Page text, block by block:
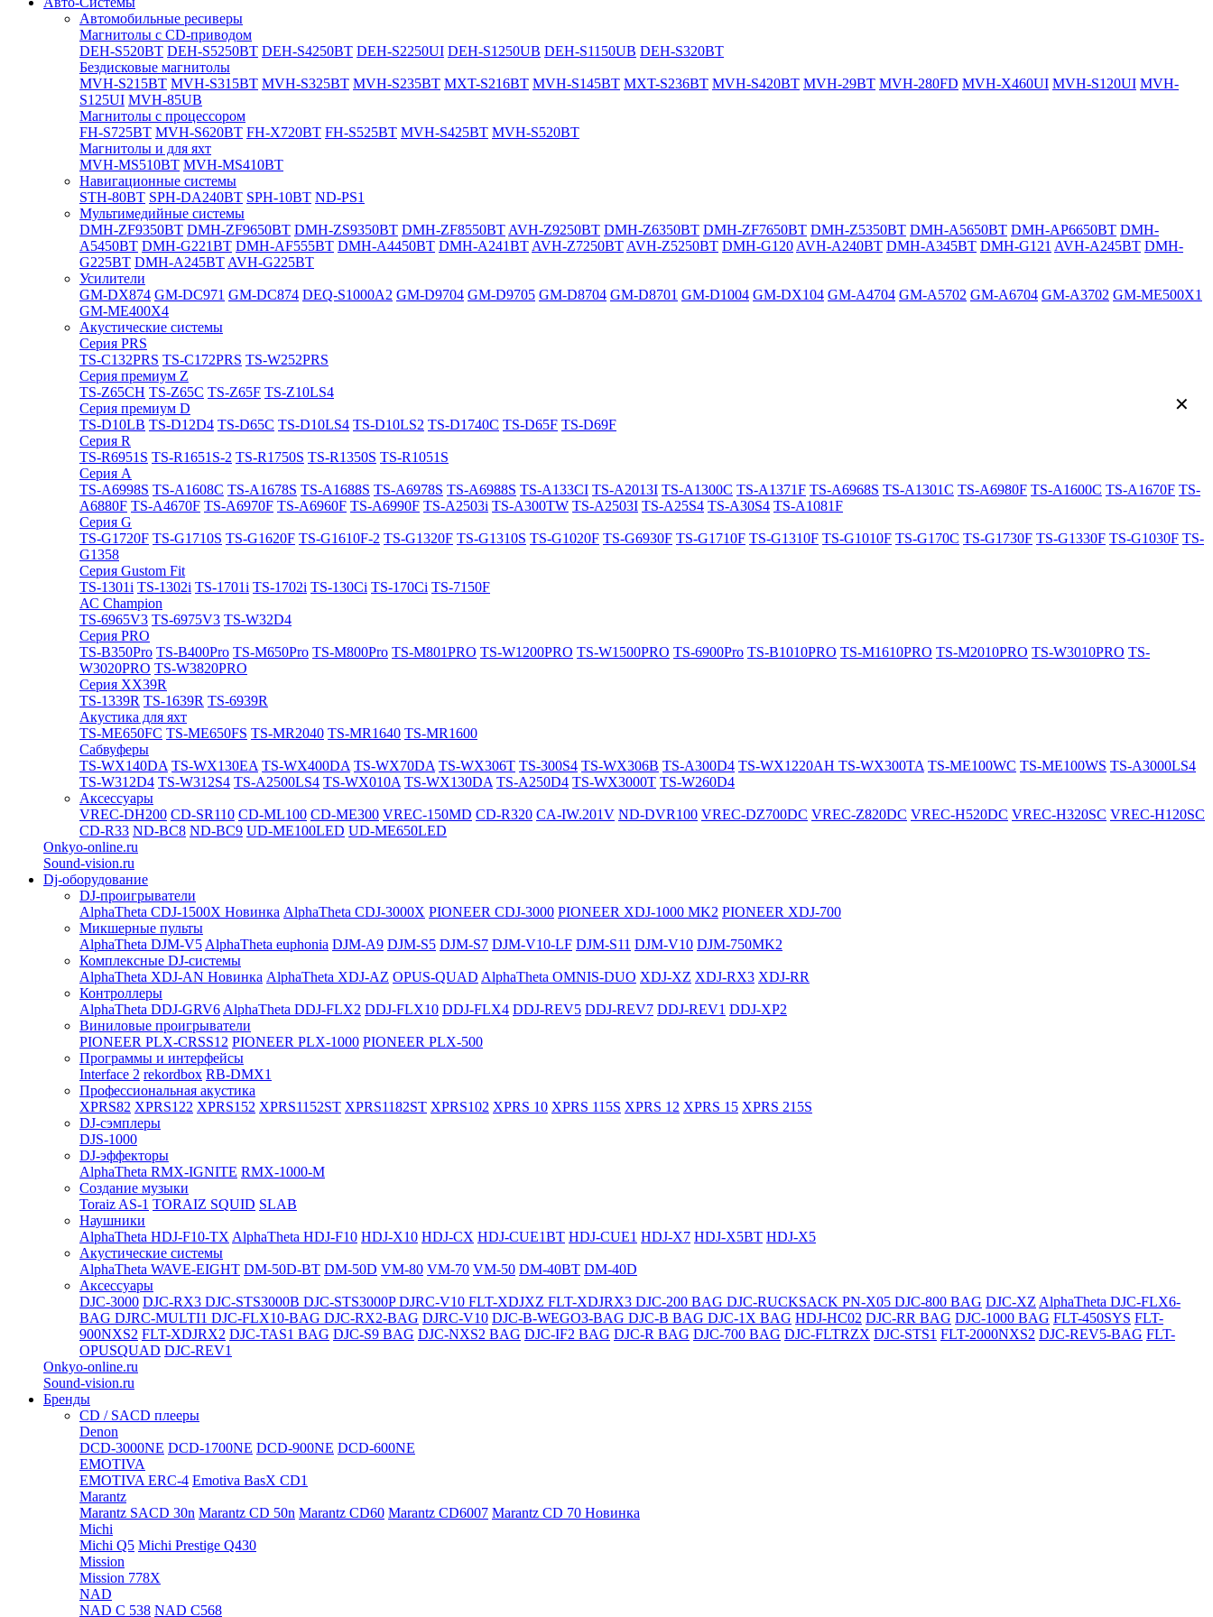
Автомобильные ресиверы
Магнитолы с CD-приводом
DEH-S520BT DEH-S5250BT DEH-S4250BT DEH-S2250UI DEH-S1250UB DEH-S1150UB DEH-S320BT
Бездисковые магнитолы
MVH-S215BT MVH-S315BT MVH-S325BT MVH-S235BT MXT-S216BT MVH-S145BT MXT-S236BT MVH-S420BT MVH-29BT MVH-280FD MVH-X460UI MVH-S120UI MVH-
S125UI MVH-85UB
Магнитолы с процессором
FH-S725BT MVH-S620BT FH-X720BT FH-S525BT MVH-S425BT MVH-S520BT
Магнитолы и для яхт
MVH-MS510BT MVH-MS410BT
Навигационные системы
STH-80BT SPH-DA240BT SPH-10BT ND-PS1
Мультимедийные системы
DMH-ZF9350BT DMH-ZF9650BT DMH-ZS9350BT DMH-ZF8550BT AVH-Z9250BT DMH-Z6350BT DMH-ZF7650BT DMH-Z5350BT DMH-A5650BT DMH-AP6650BT DMH-
A5450BT DMH-G221BT DMH-AF555BT DMH-A4450BT DMH-A241BT AVH-Z7250BT AVH-Z5250BT DMH-G120 AVH-A240BT DMH-A345BT DMH-G121 AVH-A245BT DMH-
G225BT DMH-A245BT AVH-G225BT
Усилители
GM-DX874 GM-DC971 GM-DC874 DEQ-S1000A2 GM-D9704 GM-D9705 GM-D8704 GM-D8701 GM-D1004 GM-DX104 GM-A4704 GM-A5702 GM-A6704 GM-A3702 GM-ME500X1
GM-ME400X4
Акустические системы
Cерия PRS
TS-C132PRS TS-C172PRS TS-W252PRS
Cерия премиум Z
TS-Z65CH TS-Z65C TS-Z65F TS-Z10LS4
Cерия премиум D
TS-D10LB TS-D12D4 TS-D65C TS-D10LS4 TS-D10LS2 TS-D1740C TS-D65F TS-D69F
Cерия R
TS-R6951S TS-R1651S-2 TS-R1750S TS-R1350S TS-R1051S
Cерия A
TS-A6998S TS-A1608C TS-A1678S TS-A1688S TS-A6978S TS-A6988S TS-A133CI TS-A2013I TS-A1300C TS-A1371F TS-A6968S TS-A1301C TS-A6980F TS-A1600C TS-A1670F TS-
A6880F TS-A4670F TS-A6970F TS-A6960F TS-A6990F TS-A2503i TS-A300TW TS-A2503I TS-A25S4 TS-A30S4 TS-A1081F
Cерия G
TS-G1720F TS-G1710S TS-G1620F TS-G1610F-2 TS-G1320F TS-G1310S TS-G1020F TS-G6930F TS-G1710F TS-G1310F TS-G1010F TS-G170C TS-G1730F TS-G1330F TS-G1030F TS-
G1358
Cерия Gustom Fit
TS-1301i TS-1302i TS-1701i TS-1702i TS-130Ci TS-170Ci TS-7150F
АС Champion
TS-6965V3 TS-6975V3 TS-W32D4
Cерия PRO
TS-B350Pro TS-B400Pro TS-M650Pro TS-M800Pro TS-M801PRO TS-W1200PRO TS-W1500PRO TS-6900Pro TS-B1010PRO TS-M1610PRO TS-M2010PRO TS-W3010PRO TS-
W3020PRO TS-W3820PRO
Cерия XX39R
TS-1339R TS-1639R TS-6939R
Акустика для яхт
TS-ME650FC TS-ME650FS TS-MR2040 TS-MR1640 TS-MR1600
Сабвуферы
TS-WX140DA TS-WX130EA TS-WX400DA TS-WX70DA TS-WX306T TS-300S4 TS-WX306B TS-A300D4 TS-WX1220AH TS-WX300TA TS-ME100WC TS-ME100WS TS-A3000LS4
TS-W312D4 TS-W312S4 TS-A2500LS4 TS-WX010A TS-WX130DA TS-A250D4 TS-WX3000T TS-W260D4
Аксессуары
VREC-DH200 CD-SR110 CD-ML100 CD-ME300 VREC-150MD CD-R320 CA-IW.201V ND-DVR100 VREC-DZ700DC VREC-Z820DC VREC-H520DC VREC-H320SC VREC-H120SC
CD-R33 ND-BC8 ND-BC9 UD-ME100LED UD-ME650LED
Onkyo-online.ru
Sound-vision.ru
Dj-оборудование
DJ-проигрыватели
AlphaTheta CDJ-1500X Новинка AlphaTheta CDJ-3000X PIONEER CDJ-3000 PIONEER XDJ-1000 MK2 PIONEER XDJ-700
Микшерные пульты
AlphaTheta DJM-V5 AlphaTheta euphonia DJM-A9 DJM-S5 DJM-S7 DJM-V10-LF DJM-S11 DJM-V10 DJM-750MK2
Комплексные DJ-системы
AlphaTheta XDJ-AN Новинка AlphaTheta XDJ-AZ OPUS-QUAD AlphaTheta OMNIS-DUO XDJ-XZ XDJ-RX3 XDJ-RR
Контроллеры
AlphaTheta DDJ-GRV6 AlphaTheta DDJ-FLX2 DDJ-FLX10 DDJ-FLX4 DDJ-REV5 DDJ-REV7 DDJ-REV1 DDJ-XP2
Виниловые проигрыватели
PIONEER PLX-CRSS12 PIONEER PLX-1000 PIONEER PLX-500
Программы и интерфейсы
Interface 2 rekordbox RB-DMX1
Профессиональная акустика
XPRS82 XPRS122 XPRS152 XPRS1152ST XPRS1182ST XPRS102 XPRS 10 XPRS 115S XPRS 12 XPRS 15 XPRS 215S
DJ-сэмплеры
DJS-1000
DJ-эффекторы
AlphaTheta RMX-IGNITE RMX-1000-M
Создание музыки
Toraiz AS-1 TORAIZ SQUID SLAB
Наушники
AlphaTheta HDJ-F10-TX AlphaTheta HDJ-F10 HDJ-X10 HDJ-CX HDJ-CUE1BT HDJ-CUE1 HDJ-X7 HDJ-X5BT HDJ-X5
Акустические системы
AlphaTheta WAVE-EIGHT DM-50D-BT DM-50D VM-80 VM-70 VM-50 DM-40BT DM-40D
Аксессуары
DJC-3000 DJC-RX3 DJC-STS3000B DJC-STS3000PDJRC-V10 FLT-XDJXZ FLT-XDJRX3 DJC-200 BAG DJC-RUCKSACK PN-X05 DJC-800 BAG DJC-XZ AlphaTheta DJC-FLX6-
BAG DJRC-MULTI1 DJC-FLX10-BAG DJC-RX2-BAG DJRC-V10 DJC-B-WEGO3-BAG DJC-B BAG DJC-1X BAG HDJ-HC02 DJC-RR BAG DJC-1000 BAG FLT-450SYS FLT-
900NXS2 FLT-XDJRX2 DJC-TAS1 BAG DJC-S9 BAG DJC-NXS2 BAG DJC-IF2 BAG DJC-R BAG DJC-700 BAG DJC-FLTRZX DJC-STS1 FLT-2000NXS2 DJC-REV5-BAG FLT-
OPUSQUAD DJC-REV1
Onkyo-online.ru
Sound-vision.ru
Бренды
CD / SACD плееры
Denon
DCD-3000NE DCD-1700NE DCD-900NE DCD-600NE
EMOTIVA
EMOTIVA ERC-4 Emotiva BasX CD1
Marantz
Marantz SACD 30n Marantz CD 50n Marantz CD60 Marantz CD6007 Marantz CD 70 Новинка
Michi
Michi Q5 Michi Prestige Q430
Mission
Mission 778X
NAD
NAD C 538 NAD C568
✕